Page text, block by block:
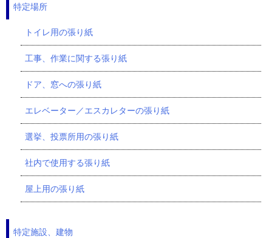
特定場所
トイレ用の張り紙
工事、作業に関する張り紙
ドア、窓への張り紙
エレベーター／エスカレターの張り紙
選挙、投票所用の張り紙
社内で使用する張り紙
屋上用の張り紙
特定施設、建物